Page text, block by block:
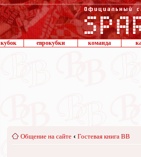
кубок еврокубки команда
Общение на сайте ‹ Гостевая книга ВВ